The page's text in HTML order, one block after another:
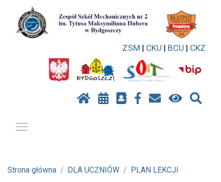
ZSM | CKU | BCU | CKZ
Strona główna DLA UCZNIÓW PLAN LEKCJI